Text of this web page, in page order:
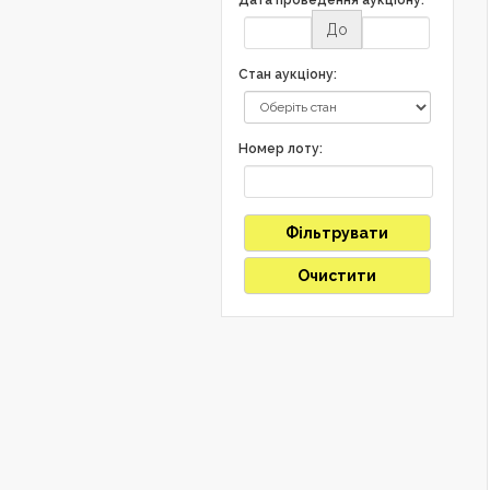
До
Стан аукціону:
Номер лоту:
Фільтрувати
Очистити